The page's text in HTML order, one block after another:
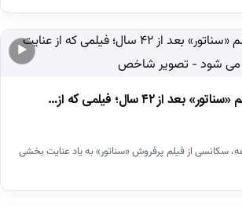
▶
از ۴۲ سال؛ فیلمی که از…
سکانسی از فیلم پرفروش «سناتور» به یاد عنایت بخشی